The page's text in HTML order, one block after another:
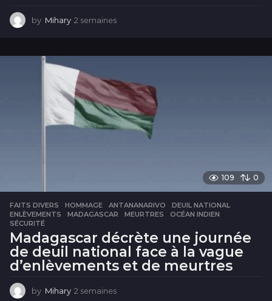
by Mihary 2 semaines
m
n
e
s
109 0
FAITS DIVERS ,HOMMAGE ANTANANARIVO ,DEUIL NATIONAL
ENLÈVEMENTS
,MADAGASCAR ,MEURTRES ,OCÉAN INDIEN
SÉCURITÉ
Madagascar décrète une journée
de deuil national face à la vague
d’enlèvements et de meurtres
by Mihary 2 semaines